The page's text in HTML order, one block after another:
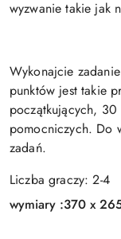
wyzwanie takie jak
Wykonajcie
punktów jest takie
początkujących,
pomocniczych. Do
zadań.
Liczba graczy: 2-4
wymiary :370 x